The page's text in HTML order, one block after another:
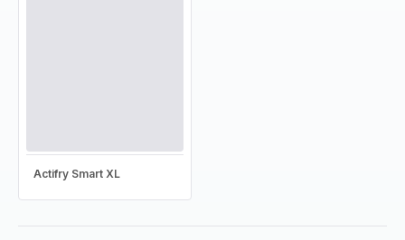
Actifry Smart XL